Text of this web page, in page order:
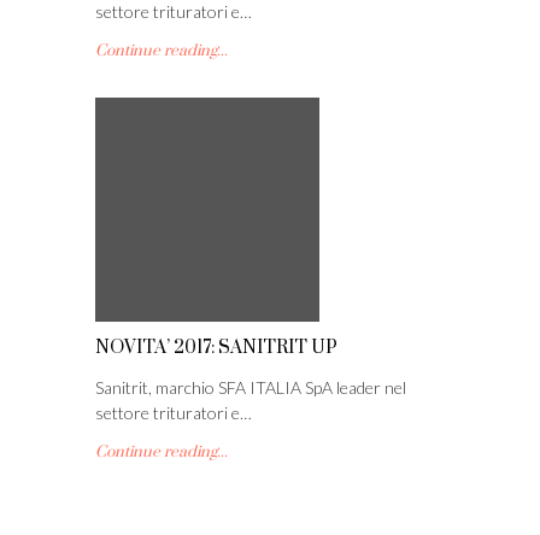
settore trituratori e…
Continue reading...
NOVITA’ 2017: SANITRIT UP
Sanitrit, marchio SFA ITALIA SpA leader nel
settore trituratori e…
Continue reading...